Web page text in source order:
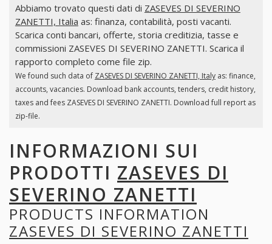
Abbiamo trovato questi dati di ZASEVES DI SEVERINO
ZANETTI, Italia as: finanza, contabilità, posti vacanti.
Scarica conti bancari, offerte, storia creditizia, tasse e
commissioni ZASEVES DI SEVERINO ZANETTI. Scarica il
rapporto completo come file zip.
We found such data of ZASEVES DI SEVERINO ZANETTI, Italyas: finance,
accounts, vacancies. Download bank accounts, tenders, credit history,
taxes and fees ZASEVES DI SEVERINO ZANETTI. Download full report as
zip-file.
INFORMAZIONI SUI
PRODOTTI ZASEVES DI
SEVERINO ZANETTI
PRODUCTS INFORMATION
ZASEVES DI SEVERINO ZANETTI